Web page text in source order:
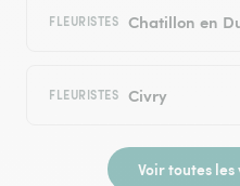
FLEURISTES Chatillon en
FLEURISTES Civry
Voir toutes